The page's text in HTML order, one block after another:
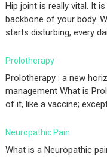
Hip joint is really vital. It
backbone of your body.
starts disturbing, every
Prolotherapy
Prolotherapy : a new
management What is
of it, like a vaccine;
Neuropathic Pain
What is a Neuropathic